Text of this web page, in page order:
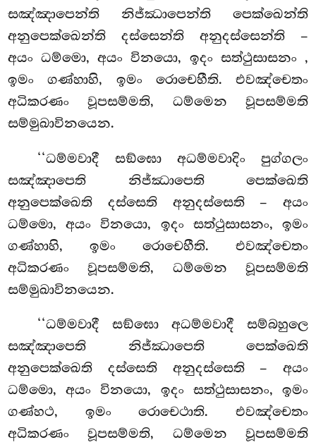
සඤ්ඤාපෙන්ති නිජ්ඣාපෙන්ති පෙක්ඛෙන්ති
අනුපෙක්ඛෙන්ති දස්සෙන්ති අනුදස්සෙන්ති –
අයං ධම්මො, අයං විනයො, ඉදං සත්ථුසාසනං ,
ඉමං ගණ්හාහි, ඉමං රොචෙහීති. එවඤ්චෙතං
අධිකරණං වූපසම්මති, ධම්මෙන වූපසම්මති
සම්මුඛාවිනයෙන.
‘‘ධම්මවාදී සඞ්ඝො අධම්මවාදිං පුග්ගලං
සඤ්ඤාපෙති නිජ්ඣාපෙති පෙක්ඛෙති
අනුපෙක්ඛෙති දස්සෙති අනුදස්සෙති – අයං
ධම්මො, අයං විනයො, ඉදං සත්ථුසාසනං, ඉමං
ගණ්හාහි, ඉමං රොචෙහීති. එවඤ්චෙතං
අධිකරණං වූපසම්මති, ධම්මෙන වූපසම්මති
සම්මුඛාවිනයෙන.
‘‘ධම්මවාදී සඞ්ඝො අධම්මවාදී සම්බහුලෙ
සඤ්ඤාපෙති නිජ්ඣාපෙති පෙක්ඛෙති
අනුපෙක්ඛෙති දස්සෙති අනුදස්සෙති – අයං
ධම්මො, අයං විනයො, ඉදං සත්ථුසාසනං, ඉමං
ගණ්හථ, ඉමං රොචෙථාති. එවඤ්චෙතං
අධිකරණං වූපසම්මති, ධම්මෙන වූපසම්මති